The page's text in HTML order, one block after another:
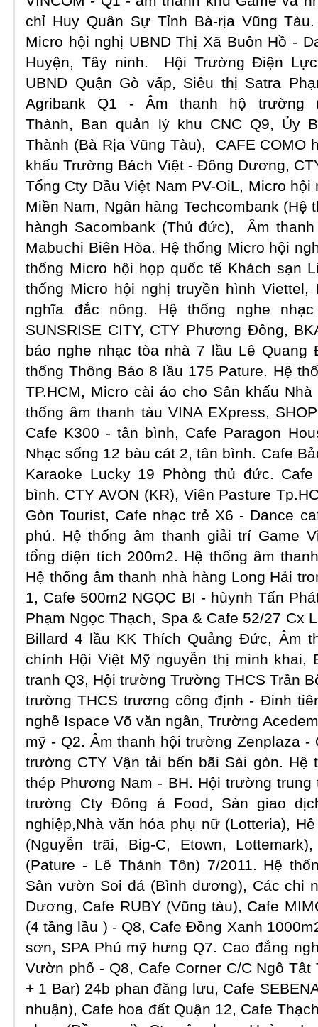
chỉ Huy Quân Sự Tỉnh Bà-rịa Vũng
Micro hội nghị UBND Thị Xã Buôn Hồ -
Huyện, Tây ninh. Hội Trường Điện
UBND Quận Gò vấp, Siêu thị Satra
Agribank Q1 - Âm thanh hộ trường
Thành, Ban quản lý khu CNC Q9, Ủy
Thành (Bà Rịa Vũng Tàu), CAFE COMO
khấu Trường Bách Việt - Đông Dương,
Tổng Cty Dầu Việt Nam PV-OiL, Micro
Miền Nam, Ngân hàng Techcombank (Hệ
hàngh Sacombank (Thủ đức), Âm
Mabuchi Biên Hòa. Hệ thống Micro hội
thống Micro hội họp quốc tế Khách sạn
thống Micro hội nghị truyền hình
nghĩa đắc nông. Hệ thống nghe
SUNSRISE CITY, CTY Phương Đông,
báo nghe nhạc tòa nhà 7 lầu Lê
thống Thông Báo 8 lầu 175 Pature. Hệ
TP.HCM, Micro cài áo cho Sân khấu
thống âm thanh tàu VINA EXpress,
Cafe K300 - tân bình, Cafe Paragon
Nhạc sống 12 bàu cát 2, tân bình. Cafe
Karaoke Lucky 19 Phòng thủ đức.
bình. CTY AVON (KR), Viên Pasture
Gòn Tourist, Cafe nhạc trẻ X6 - Dance
phú. Hệ thống âm thanh giải trí Game
tổng diện tích 200m2. Hệ thống âm
Hệ thống âm thanh nhà hàng Long Hải
1, Cafe 500m2 NGỌC BI - hùynh Tấn
Phạm Ngọc Thạch, Spa & Cafe 52/27 Cx
Billard 4 lầu KK Thích Quảng Đức, Âm
chính Hội Việt Mỹ nguyễn thị minh khai,
tranh Q3, Hội trường Trường THCS Trần
trường THCS trương công định - Đinh
nghề Ispace Võ văn ngân, Trường
mỹ - Q2. Âm thanh hội trường Zenplaza -
trường CTY Vận tải bến bãi Sài gòn. Hệ
thép Phương Nam - BH. Hội trường
trường Cty Đông á Food, Sàn giao
nghiệp,Nhà văn hóa phụ nữ (Lotteria),
(Nguyễn trãi, Big-C, Etown,
(Pature - Lê Thánh Tôn) 7/2011. Hệ
Sân vườn Soi đá (Bình dương), Các chi
Dương, Cafe RUBY (Vũng tàu), Cafe
(4 tầng lầu ) - Q8, Cafe Đồng Xanh
sơn, SPA Phú mỹ hưng Q7. Cao đẳng
Vườn phố - Q8, Cafe Corner C/C Ngô
+ 1 Bar) 24b phan đăng lưu, Cafe
nhuận), Cafe hoa đất Quận 12, Cafe